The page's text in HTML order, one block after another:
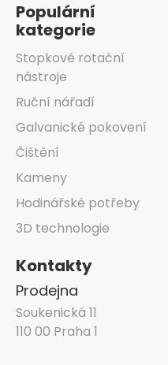
Populární
kategorie
Stopkové rotační
nástroje
Ruční nářadí
Galvanické pokovení
Čištění
Kameny
Hodinářské potřeby
3D technologie
Kontakty
Prodejna
Soukenická 11
110 00 Praha 1